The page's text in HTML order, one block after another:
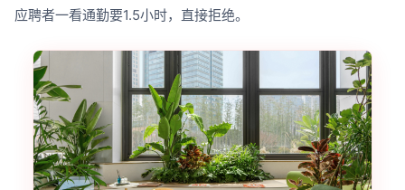
应聘者一看通勤要1.5小时，直接拒绝。